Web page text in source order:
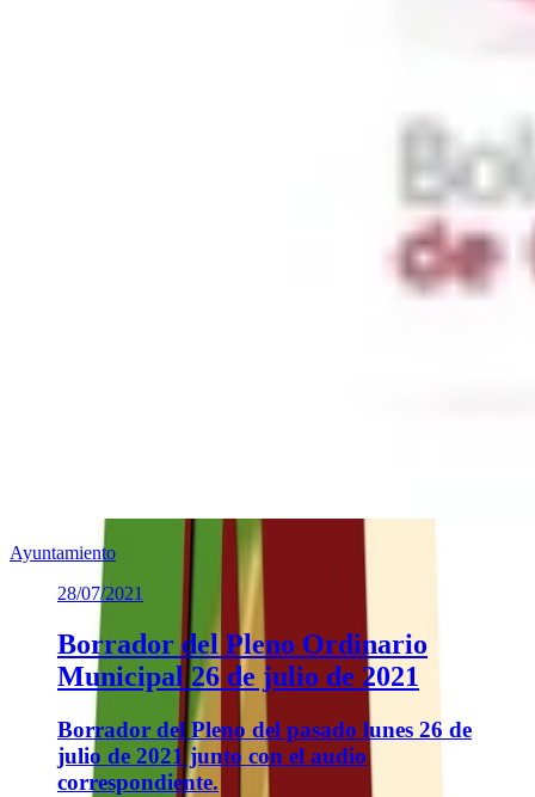
Ayuntamiento
28/07/2021
Borrador del Pleno Ordinario
Municipal 26 de julio de 2021
Borrador del Pleno del pasado lunes 26 de
julio de 2021 junto con el audio
correspondiente.